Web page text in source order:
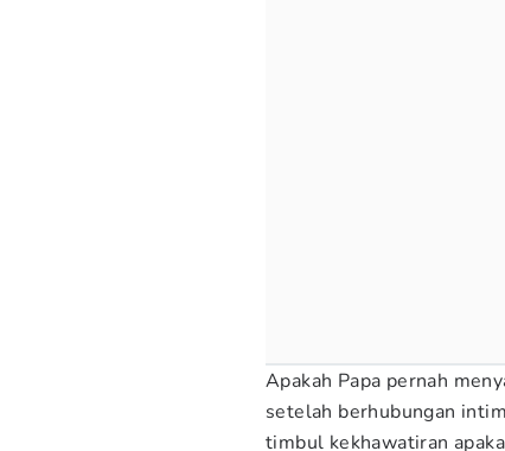
Apakah Papa pernah
setelah berhubungan
timbul kekhawatiran